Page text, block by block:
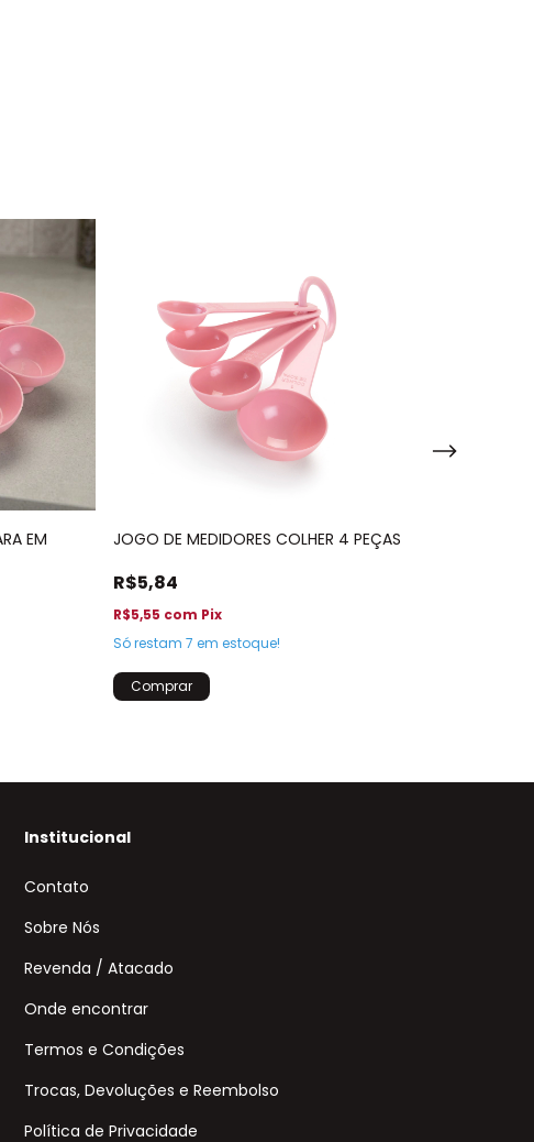
EM
JOGO DE MEDIDORES COLHER 4 PEÇAS
R$5,84
R$5,55 com Pix
Só restam 7 em estoque!
Institucional
Contato
Sobre Nós
Revenda / Atacado
Onde encontrar
Termos e Condições
Trocas, Devoluções e Reembolso
Política de Privacidade